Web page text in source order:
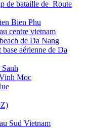
de bataille de Route
Bien Phu
centre vietnam
de Da Nang
aérienne de Da
Sanh
Moc
Sud Vietnam